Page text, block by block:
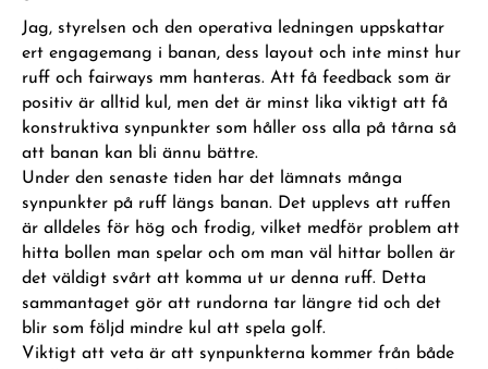
Jag, styrelsen och den operativa ledningen uppskattar
ert engagemang i banan, dess layout och inte minst hur
ruff och fairways mm hanteras. Att få feedback som är
positiv är alltid kul, men det är minst lika viktigt att få
konstruktiva synpunkter som håller oss alla på tårna så
att banan kan bli ännu bättre.
Under den senaste tiden har det lämnats många
synpunkter på ruff längs banan. Det upplevs att ruffen
är alldeles för hög och frodig, vilket medför problem att
hitta bollen man spelar och om man väl hittar bollen är
det väldigt svårt att komma ut ur denna ruff. Detta
sammantaget gör att rundorna tar längre tid och det
blir som följd mindre kul att spela golf.
Viktigt att veta är att synpunkterna kommer från både